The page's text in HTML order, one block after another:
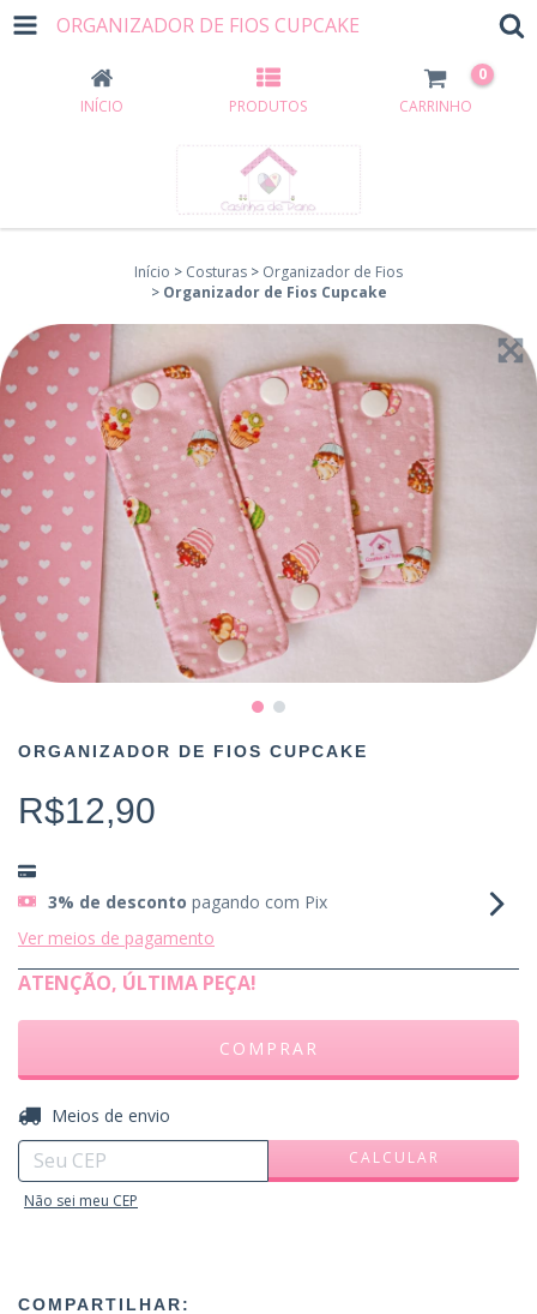
ORGANIZADOR DE FIOS CUPCAKE
INÍCIO PRODUTOS CARRINHO
0
Início > Costuras > Organizador de Fios
> Organizador de Fios Cupcake
ORGANIZADOR DE FIOS CUPCAKE
R$12,90
3% de desconto pagando com Pix
Ver meios de pagamento
ATENÇÃO, ÚLTIMA PEÇA!
Entregas para o CEP:
Meios de envio
CALCULAR
Não sei meu CEP
COMPARTILHAR: